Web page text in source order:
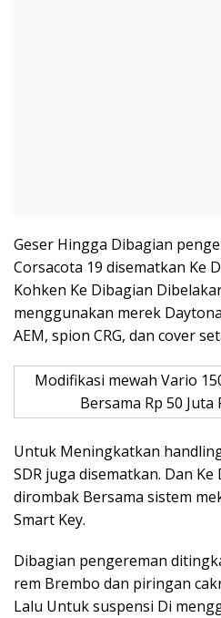
Geser Hingga Dibagian
Corsacota 19 disematkan Ke
Kohken Ke Dibagian
menggunakan merek
AEM, spion CRG, dan cover
Modifikasi mewah Vario
Bersama Rp 50
Untuk Meningkatkan
SDR juga disematkan. Dan
dirombak Bersama sistem
Smart Key.
Dibagian pengereman
rem Brembo dan piringan
Lalu Untuk suspensi Di